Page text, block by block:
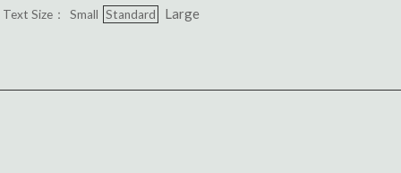
Text Size： Small Standard Large